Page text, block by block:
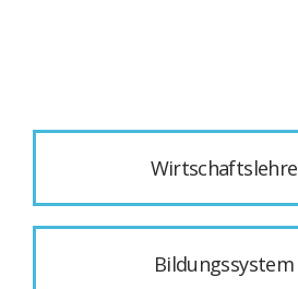
Wirtschaftslehre
Bildungssystem